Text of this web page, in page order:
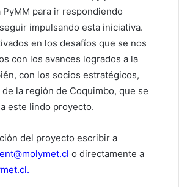
para ir respondiendo
impulsando esta iniciativa.
en los desafíos que se nos
con los avances logrados a la
con los socios estratégicos,
la región de Coquimbo, que se
este lindo proyecto.
del proyecto escribir a
o directamente a
.